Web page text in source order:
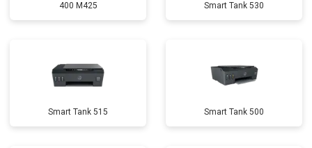
400 M425 Smart Tank 530
Smart Tank 515 Smart Tank 500